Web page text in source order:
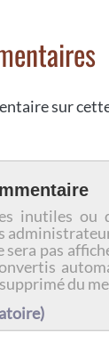
sur
inutiles ou
sera pas
du